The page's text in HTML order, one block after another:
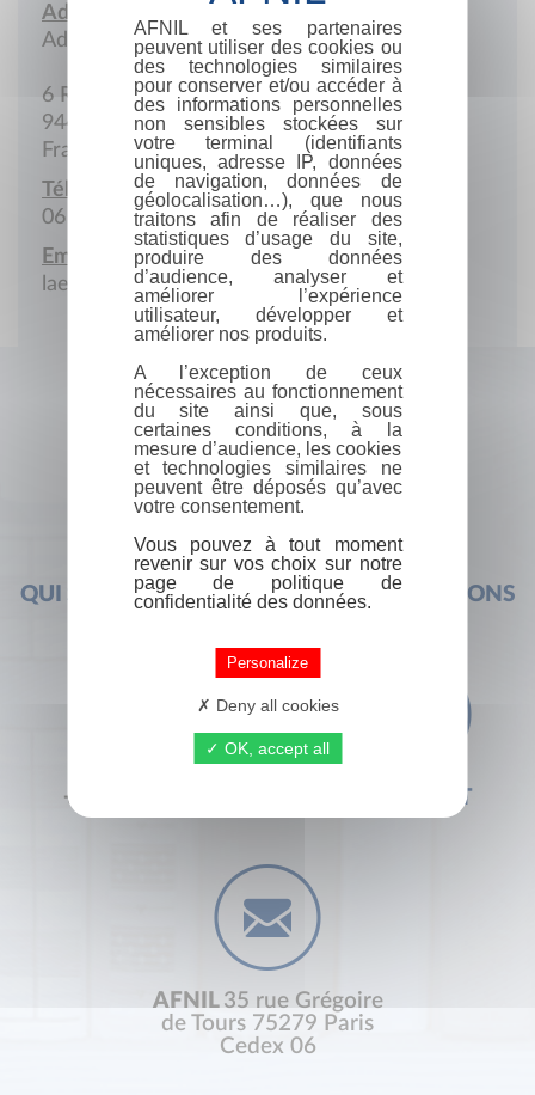
Adresse :
Adresse postale
6 Rue des Herbages de Sèze
94450 Limeil-Brévannes
France
Téléphone portable :
06 26 88 35 91
Email :
laetitia.aderya@resilientmindscircle.com
QUI SOMMES-NOUS ? FOIRE AUX QUESTIONS
+33 (0) 1 44 41 29 19 CONTACT
AFNIL 35 rue Grégoire
de Tours 75279 Paris
Cedex 06
AFNIL et ses partenaires
peuvent utiliser des cookies ou
des technologies similaires
pour conserver et/ou accéder à
des informations personnelles
non sensibles stockées sur
votre terminal (identifiants
uniques, adresse IP, données
de navigation, données de
géolocalisation…), que nous
traitons afin de réaliser des
statistiques d’usage du site,
produire des données
d’audience, analyser et
améliorer l’expérience
utilisateur, développer et
améliorer nos produits.
A l’exception de ceux
nécessaires au fonctionnement
du site ainsi que, sous
certaines conditions, à la
mesure d’audience, les cookies
et technologies similaires ne
peuvent être déposés qu’avec
votre consentement.
Vous pouvez à tout moment
revenir sur vos choix sur notre
page de politique de
confidentialité des données.
Personalize
Deny all cookies
OK, accept all